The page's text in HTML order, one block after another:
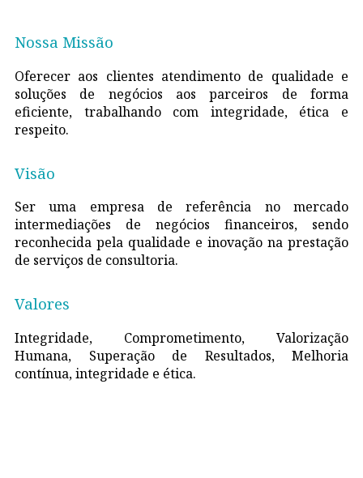
Nossa Missão
Oferecer aos clientes atendimento de qualidade e
soluções de negócios aos parceiros de forma
eficiente, trabalhando com integridade, ética e
respeito.
Visão
Ser uma empresa de referência no mercado
intermediações de negócios financeiros, sendo
reconhecida pela qualidade e inovação na prestação
de serviços de consultoria.
Valores
Integridade, Comprometimento, Valorização
Humana, Superação de Resultados, Melhoria
contínua, integridade e ética.